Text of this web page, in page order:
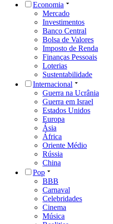
Economia
Mercado
Investimentos
Banco Central
Bolsa de Valores
Imposto de Renda
Finanças Pessoais
Loterias
Sustentabilidade
Internacional
Guerra na Ucrânia
Guerra em Israel
Estados Unidos
Europa
Ásia
África
Oriente Médio
Rússia
China
Pop
BBB
Carnaval
Celebridades
Cinema
Música